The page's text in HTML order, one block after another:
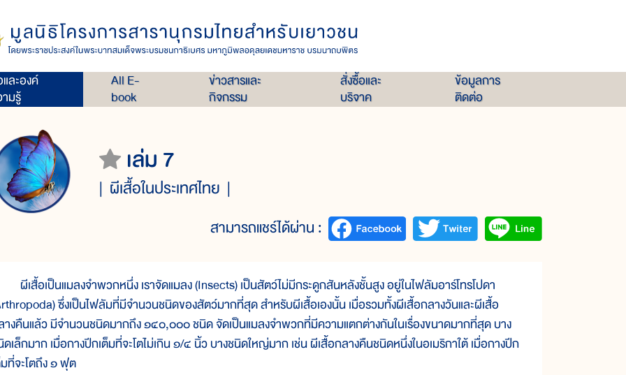
ละองค์
มรู้
All E-
book
ข่าวสารและ
กิจกรรม
สั่งซื้อและ
บริจาค
ข้อมูลการ
ติดต่อ
เล่ม 7
ผีเสื้อในประเทศไทย
สามารถแชร์ได้ผ่าน :
ผีเสื้อเป็นแมลงจำพวกหนึ่ง เราจัดแมลง (Insects) เป็นสัตว์ไม่มีกระดูกสันหลังชั้นสูง อยู่ในไฟลัมอาร์โทรโปดา
ซึ่งเป็นไฟลัมที่มีจำนวนชนิดของสัตว์มากที่สุด สำหรับผีเสื้อเองนั้น เมื่อรวมทั้งผีเสื้อกลางวันและผีเสื้อ
งคืนแล้ว มีจำนวนชนิดมากถึง ๑๔๐,๐๐๐ ชนิด จัดเป็นแมลงจำพวกที่มีความแตกต่างกันในเรื่องขนาดมากที่สุด บาง
เล็กมาก เมื่อกางปีกเต็มที่จะโตไม่เกิน ๑/๔ นิ้ว บางชนิดใหญ่มาก เช่น ผีเสื้อกลางคืนชนิดหนึ่งในอเมริกาใต้ เมื่อกางปีก
มที่จะโตถึง ๑ ฟุต